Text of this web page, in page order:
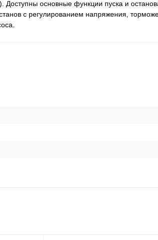
основные функции пуска и
с регулированием напряжения,